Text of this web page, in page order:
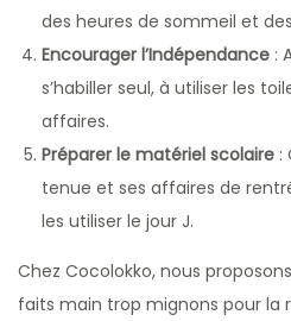
des heures de sommeil et
Encourager l’Indépendance :
s’habiller seul, à utiliser les
affaires.
Préparer le matériel scolaire :
tenue et ses affaires de
les utiliser le jour J.
Chez Cocolokko, nous
faits main trop mignons pour la